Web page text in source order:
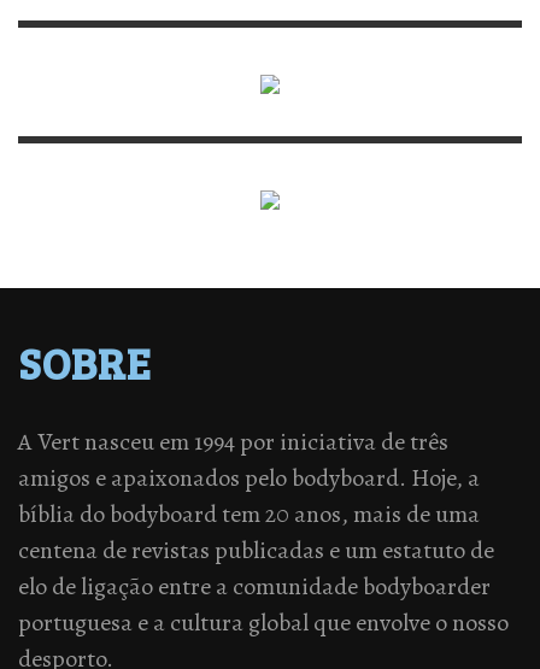
SOBRE
A Vert nasceu em 1994 por iniciativa de três
amigos e apaixonados pelo bodyboard. Hoje, a
bíblia do bodyboard tem 20 anos, mais de uma
centena de revistas publicadas e um estatuto de
elo de ligação entre a comunidade bodyboarder
portuguesa e a cultura global que envolve o nosso
desporto.